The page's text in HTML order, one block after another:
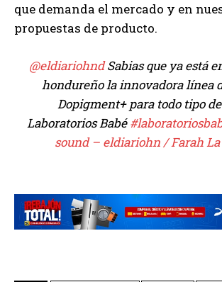
que demanda el mercado y en
propuestas de producto.
@eldiariohndSabias que ya está
hondureño la innovadora línea
Dopigment+ para todo tipo
Laboratorios Babé
sound – eldiariohn / Farah La